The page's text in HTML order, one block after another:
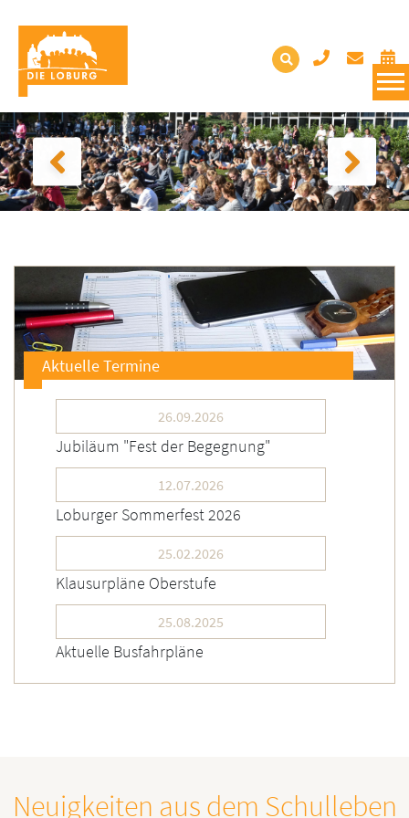
Aktuelle Termine
26.09.2026
Jubiläum "Fest der Begegnung"
12.07.2026
Loburger Sommerfest 2026
25.02.2026
Klausurpläne Oberstufe
25.08.2025
Aktuelle Busfahrpläne
Neuigkeiten aus dem Schulleben